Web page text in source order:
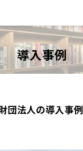
選ばれる理由
サービス一覧
お役立ち情報
よくあるご質問
導入事例
団法人の導入事例